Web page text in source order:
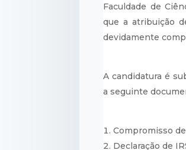
Faculdade de
que a atribuição
devidamente
A candidatura é
a seguinte
Compromisso
Declaração de